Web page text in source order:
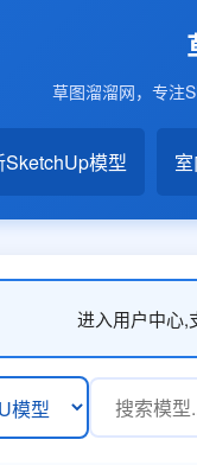
草图溜溜网，专注
SketchUp模型
进入用户中心,